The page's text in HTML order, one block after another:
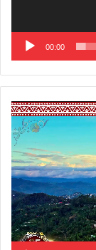
00:00
Video
Player